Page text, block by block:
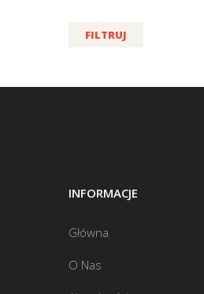
FILTRUJ
INFORMACJE
Główna
O Nas